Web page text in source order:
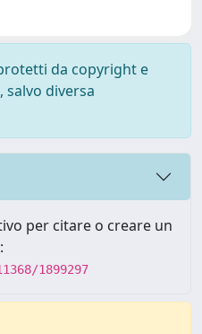
da copyright e
diversa
per citare o creare un
1899297